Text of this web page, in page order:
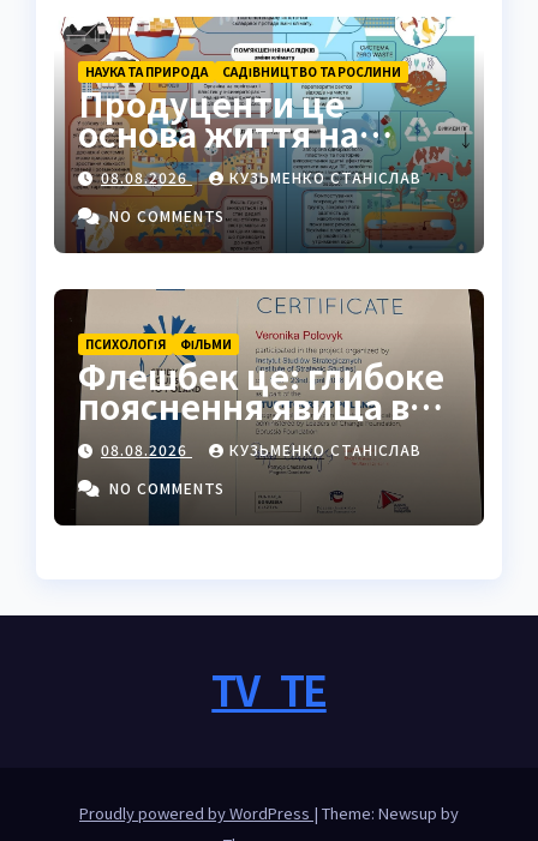
НАУКА ТА ПРИРОДА САДІВНИЦТВО ТА РОСЛИНИ
Продуценти це
основа життя на
Землі: повний гід
08.08.2026
КУЗЬМЕНКО СТАНІСЛАВ
NO COMMENTS
ПСИХОЛОГІЯ ФІЛЬМИ
Флешбек це: глибоке
пояснення явища в
психології, кіно та
житті
08.08.2026
КУЗЬМЕНКО СТАНІСЛАВ
NO COMMENTS
TV_TE
Proudly powered by WordPress | Theme: Newsup by